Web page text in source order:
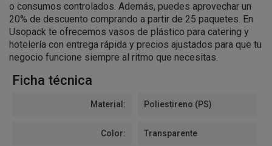
o consumos controlados. Además, puedes aprovechar un
20% de descuento comprando a partir de 25 paquetes. En
Usopack te ofrecemos vasos de plástico para catering y
hotelería con entrega rápida y precios ajustados para que tu
negocio funcione siempre al ritmo que necesitas.
Ficha técnica
Material: Poliestireno (PS)
Color: Transparente